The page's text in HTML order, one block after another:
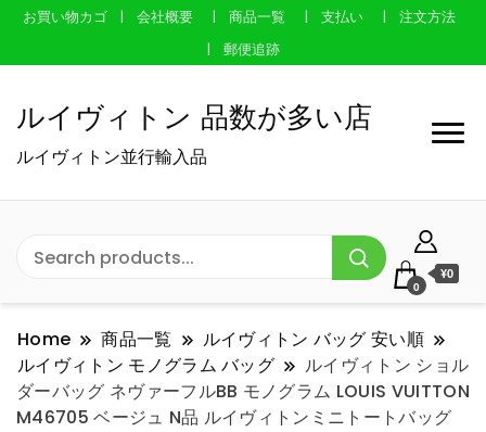
お買い物カゴ 会社概要 商品一覧 支払い
注文方法
郵便追跡
ルイヴィトン 品数が多い店
ルイヴィトン並行輸入品
0
¥0
Home 商品一覧
ルイヴィトン バッグ 安い順
ルイヴィトン モノグラム バッグ
ルイヴィトン ショル
ダーバッグ ネヴァーフルBB モノグラム LOUIS VUITTON
M46705 ベージュ N品 ルイヴィトンミニトートバッグ